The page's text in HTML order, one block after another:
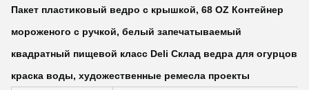
Пакет пластиковый ведро с крышкой, 68 OZ Контейнер
мороженого с ручкой, белый запечатываемый
квадратный пищевой класс Deli Склад ведра для огурцов
краска воды, художественные ремесла проекты